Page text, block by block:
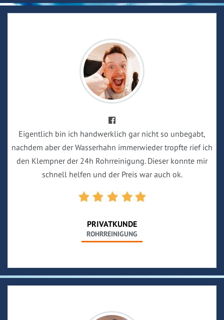
Eigentlich bin ich handwerklich gar nicht so unbegabt,
nachdem aber der Wasserhahn immerwieder tropfte rief ich
den Klempner der 24h Rohrreinigung. Dieser konnte mir
schnell helfen und der Preis war auch ok.
PRIVATKUNDE
ROHRREINIGUNG